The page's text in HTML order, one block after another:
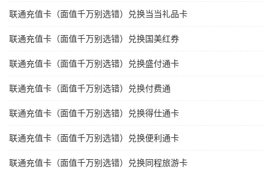
联通充值卡（面值千万别选错）兑换当当礼品卡
联通充值卡（面值千万别选错）兑换国美红券
联通充值卡（面值千万别选错）兑换盛付通卡
联通充值卡（面值千万别选错）兑换付费通
联通充值卡（面值千万别选错）兑换得仕通卡
联通充值卡（面值千万别选错）兑换便利通卡
联通充值卡（面值千万别选错）兑换同程旅游卡